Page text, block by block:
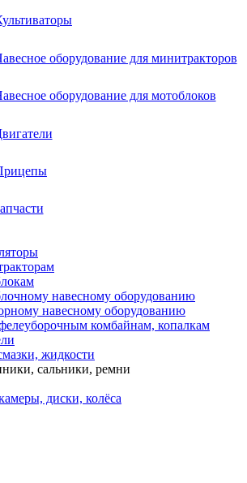
оборудование для минитракторов
оборудование для мотоблоков
навесному оборудованию
навесному оборудованию
комбайнам, копалкам
жидкости
сальники, ремни
диски, колёса